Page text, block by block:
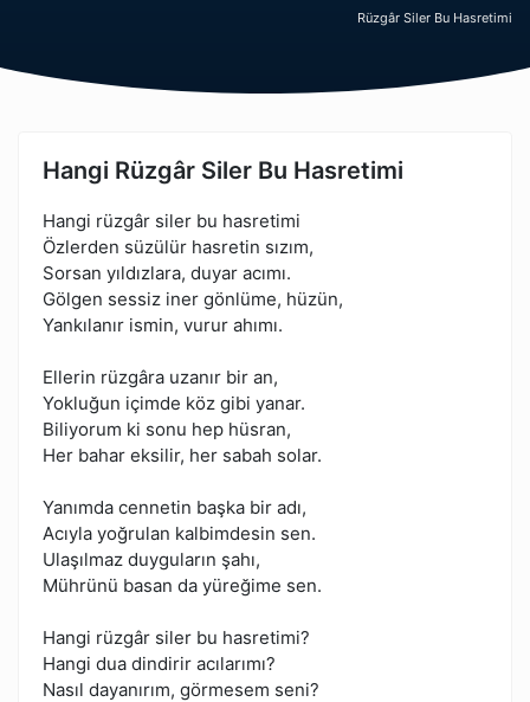
Rüzgâr Siler Bu Hasretimi
Hangi Rüzgâr Siler Bu Hasretimi
Hangi rüzgâr siler bu hasretimi
Özlerden süzülür hasretin sızım,
Sorsan yıldızlara, duyar acımı.
Gölgen sessiz iner gönlüme, hüzün,
Yankılanır ismin, vurur ahımı.
Ellerin rüzgâra uzanır bir an,
Yokluğun içimde köz gibi yanar.
Biliyorum ki sonu hep hüsran,
Her bahar eksilir, her sabah solar.
Yanımda cennetin başka bir adı,
Acıyla yoğrulan kalbimdesin sen.
Ulaşılmaz duyguların şahı,
Mührünü basan da yüreğime sen.
Hangi rüzgâr siler bu hasretimi?
Hangi dua dindirir acılarımı?
Nasıl dayanırım, görmesem seni?